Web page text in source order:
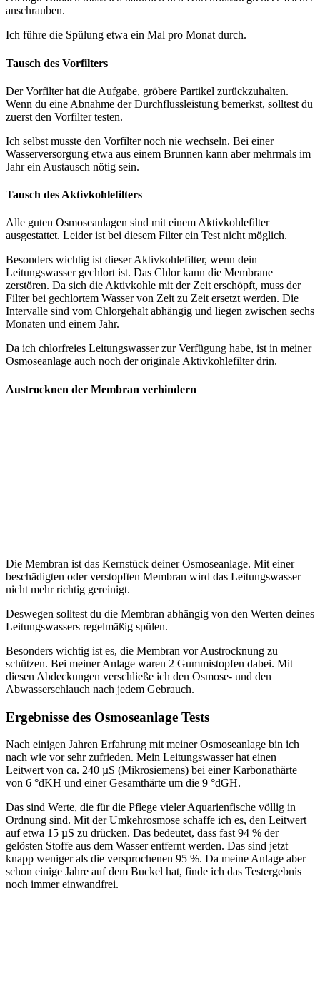
anschrauben.
Ich führe die Spülung etwa ein Mal pro Monat durch.
Tausch des Vorfilters
Der Vorfilter hat die Aufgabe, gröbere Partikel zurückzuhalten.
Wenn du eine Abnahme der Durchflussleistung bemerkst, solltest du
zuerst den Vorfilter testen.
Ich selbst musste den Vorfilter noch nie wechseln. Bei einer
Wasserversorgung etwa aus einem Brunnen kann aber mehrmals im
Jahr ein Austausch nötig sein.
Tausch des Aktivkohlefilters
Alle guten Osmoseanlagen sind mit einem Aktivkohlefilter
ausgestattet. Leider ist bei diesem Filter ein Test nicht möglich.
Besonders wichtig ist dieser Aktivkohlefilter, wenn dein
Leitungswasser gechlort ist. Das Chlor kann die Membrane
zerstören. Da sich die Aktivkohle mit der Zeit erschöpft, muss der
Filter bei gechlortem Wasser von Zeit zu Zeit ersetzt werden. Die
Intervalle sind vom Chlorgehalt abhängig und liegen zwischen sechs
Monaten und einem Jahr.
Da ich chlorfreies Leitungswasser zur Verfügung habe, ist in meiner
Osmoseanlage auch noch der originale Aktivkohlefilter drin.
Austrocknen der Membran verhindern
Die Membran ist das Kernstück deiner Osmoseanlage. Mit einer
beschädigten oder verstopften Membran wird das Leitungswasser
nicht mehr richtig gereinigt.
Deswegen solltest du die Membran abhängig von den Werten deines
Leitungswassers regelmäßig spülen.
Besonders wichtig ist es, die Membran vor Austrocknung zu
schützen. Bei meiner Anlage waren 2 Gummistopfen dabei. Mit
diesen Abdeckungen verschließe ich den Osmose- und den
Abwasserschlauch nach jedem Gebrauch.
Ergebnisse des Osmoseanlage Tests
Nach einigen Jahren Erfahrung mit meiner Osmoseanlage bin ich
nach wie vor sehr zufrieden. Mein Leitungswasser hat einen
Leitwert von ca. 240 µS (Mikrosiemens) bei einer Karbonathärte
von 6 °dKH und einer Gesamthärte um die 9 °dGH.
Das sind Werte, die für die Pflege vieler Aquarienfische völlig in
Ordnung sind. Mit der Umkehrosmose schaffe ich es, den Leitwert
auf etwa 15 µS zu drücken. Das bedeutet, dass fast 94 % der
gelösten Stoffe aus dem Wasser entfernt werden. Das sind jetzt
knapp weniger als die versprochenen 95 %. Da meine Anlage aber
schon einige Jahre auf dem Buckel hat, finde ich das Testergebnis
noch immer einwandfrei.